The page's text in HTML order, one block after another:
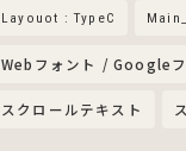
Layouot : TypeC
Webフォント / Google
スクロールテキスト